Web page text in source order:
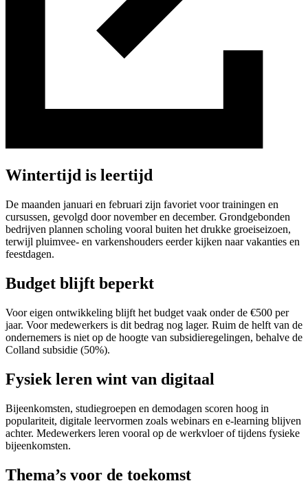
Wintertijd is leertijd
De maanden januari en februari zijn favoriet voor trainingen en
cursussen, gevolgd door november en december. Grondgebonden
bedrijven plannen scholing vooral buiten het drukke groeiseizoen,
terwijl pluimvee- en varkenshouders eerder kijken naar vakanties en
feestdagen.
Budget blijft beperkt
Voor eigen ontwikkeling blijft het budget vaak onder de €500 per
jaar. Voor medewerkers is dit bedrag nog lager. Ruim de helft van de
ondernemers is niet op de hoogte van subsidieregelingen, behalve de
Colland subsidie (50%).
Fysiek leren wint van digitaal
Bijeenkomsten, studiegroepen en demodagen scoren hoog in
populariteit, digitale leervormen zoals webinars en e-learning blijven
achter. Medewerkers leren vooral op de werkvloer of tijdens fysieke
bijeenkomsten.
Thema’s voor de toekomst